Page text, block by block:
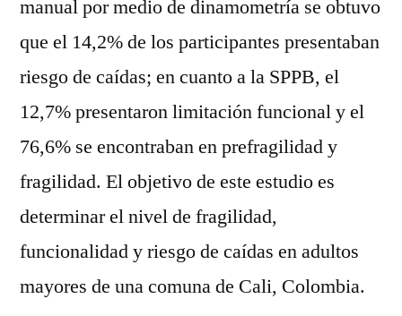
manual por medio de dinamometría se obtuvo
que el 14,2% de los participantes presentaban
riesgo de caídas; en cuanto a la SPPB, el
12,7% presentaron limitación funcional y el
76,6% se encontraban en prefragilidad y
fragilidad. El objetivo de este estudio es
determinar el nivel de fragilidad,
funcionalidad y riesgo de caídas en adultos
mayores de una comuna de Cali, Colombia.